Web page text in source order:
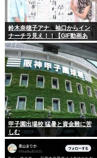
鈴木奈穂子アナ 袖口からイン
ナーチラ見え！！【GIF動画あ
り】
甲子園出場校 猛暑と資金難に苦
しむ